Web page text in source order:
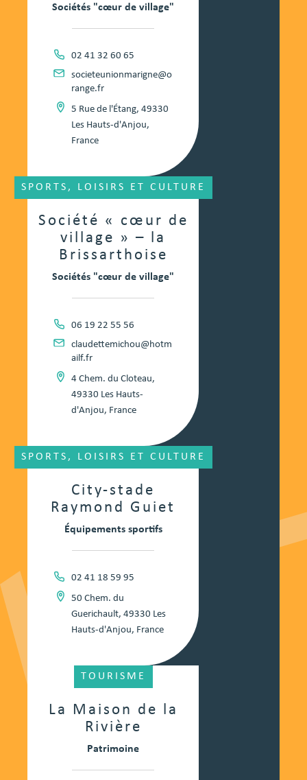
Sociétés "cœur de village"
02 41 32 60 65
societeunionmarigne@o
range.fr
5 Rue de l'Étang, 49330
Les Hauts-d'Anjou,
France
Société « cœur de
village » – la
Brissarthoise
SPORTS, LOISIRS ET CULTURE
Sociétés "cœur de village"
06 19 22 55 56
claudettemichou@hotm
ailf.fr
4 Chem. du Cloteau,
49330 Les Hauts-
d'Anjou, France
City-stade
Raymond Guiet
SPORTS, LOISIRS ET CULTURE
Équipements sportifs
02 41 18 59 95
50 Chem. du
Guerichault, 49330 Les
Hauts-d'Anjou, France
La Maison de la
Rivière
TOURISME
Patrimoine